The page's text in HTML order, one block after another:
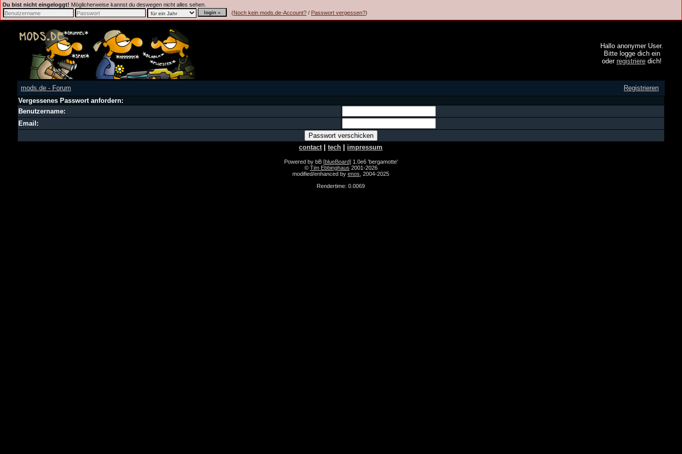
Du bist nicht eingeloggt! Möglicherweise kannst du deswegen nicht alles sehen.
(Noch kein mods.de-Account? / Passwort vergessen?)
Hallo anonymer User.
Bitte logge dich ein
oder registriere dich!
mods.de - Forum
Registrieren
Vergessenes Passwort anfordern:
Benutzername:
Email:
contact| tech impressum
Powered by bB [blueBoard] 1.0e6 'bergamotte'
© Tim Ebbinghaus 2001-2026
modified/enhanced by enos , 2004-2025
Rendertime: 0.0069